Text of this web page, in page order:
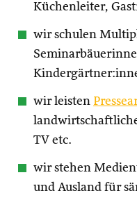
Küchenleiter,
wir schulen
wir leisten
TV etc.
wir stehen
und Ausland für